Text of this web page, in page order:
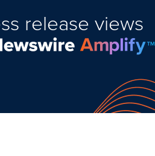
release views